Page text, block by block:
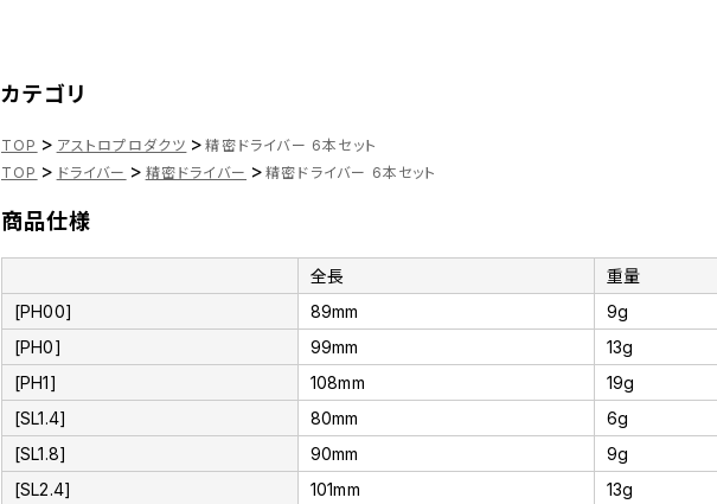
カテゴリ
TOP > アストロプロダクツ > 精密ドライバー 6本セット
TOP > ドライバー > 精密ドライバー > 精密ドライバー 6本セット
商品仕様
全長
重量
[PH00]
89mm
9g
[PH0]
99mm
13g
[PH1]
108mm
19g
[SL1.4]
80mm
6g
[SL1.8]
90mm
9g
[SL2.4]
101mm 13g